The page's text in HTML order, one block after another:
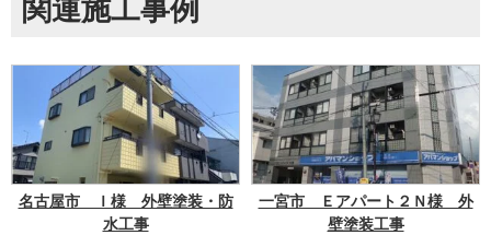
関連施工事例
名古屋市 Ｉ様 外壁塗装・防
水工事
一宮市 Ｅアパート２Ｎ様 外
壁塗装工事